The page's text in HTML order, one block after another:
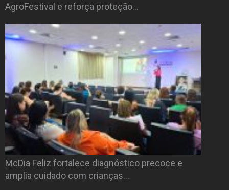
AgroFestival e reforça proteção…
McDia Feliz fortalece diagnóstico precoce e
amplia cuidado com crianças…